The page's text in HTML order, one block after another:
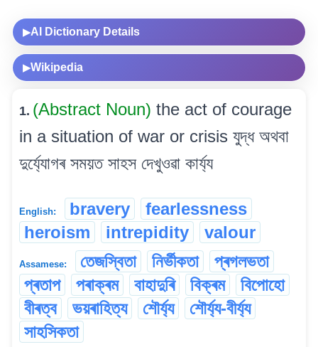
▶AI Dictionary Details
▶Wikipedia
1. (Abstract Noun) the act of courage
in a situation of war or crisis যুদ্ধ অথবা
দুৰ্য্যোগৰ সময়ত সাহস দেখুওৱা কাৰ্য্য
English: bravery
fearlessness
heroism
intrepidity valour
Assamese: তেজস্বিতা নিৰ্ভীকতা
প্ৰগলভতা
প্ৰতাপ
পৰাক্ৰম বাহাদুৰি বিক্ৰম
বিপোহো
বীৰত্ব
ভয়ৰাহিত্য শৌৰ্য্য
শৌৰ্য্য-বীৰ্য্য
সাহসিকতা